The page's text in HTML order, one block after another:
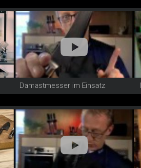
Damastmesser im Einsatz